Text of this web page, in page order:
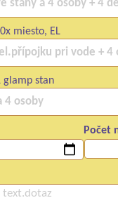
miesto, EL
glamp stan
Počet